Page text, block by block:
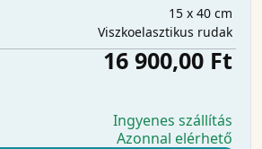
15 x 40 cm
Viszkoelasztikus rudak
16 900,00 Ft
Ingyenes szállítás
Azonnal elérhető